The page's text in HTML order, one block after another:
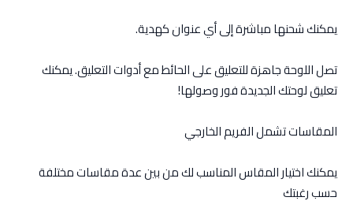
يمكنك شحنها مباشرة إلى أي عنوان كهدية.
تصل اللوحة جاهزة للتعليق على الحائط مع أدوات التعليق. يمكنك
تعليق لوحتك الجديدة فور وصولها!
المقاسات تشمل الفريم الخارجي
يمكنك اختيار المقاس المناسب لك من بين عدة مقاسات مختلفة
حسب رغبتك